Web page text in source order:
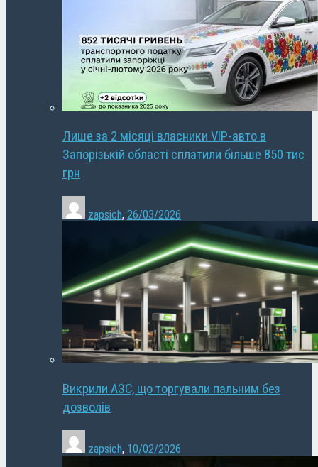
Лише за 2 місяці власники VIP-авто в
Запорізькій області сплатили більше 850 тис
грн
zapsich, 26/03/2026
Викрили АЗС, що торгували пальним без
дозволів
zapsich, 10/02/2026